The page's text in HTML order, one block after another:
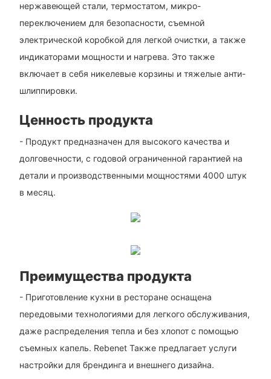
нержавеющей стали, термостатом, микро-
переключением для безопасности, съемной
электрической коробкой для легкой очистки, а также
индикаторами мощности и нагрева. Это также
включает в себя никелевые корзины и тяжелые анти-
шлиппировки.
Ценность продукта
- Продукт предназначен для высокого качества и
долговечности, с годовой ограниченной гарантией на
детали и производственными мощностями 4000 штук
в месяц.
Преимущества продукта
- Приготовление кухни в ресторане оснащена
передовыми технологиями для легкого обслуживания,
даже распределения тепла и без хлопот с помощью
съемных капель. Rebenet Также предлагает услуги
настройки для брендинга и внешнего дизайна.